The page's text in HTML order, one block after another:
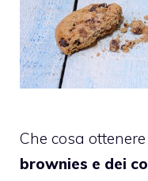
Che cosa
brownies e dei